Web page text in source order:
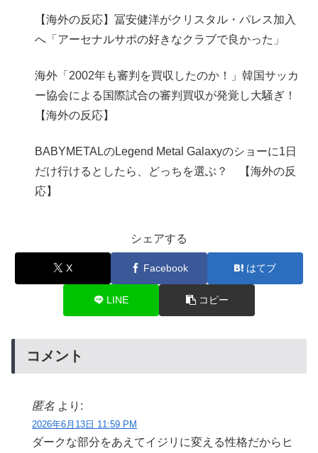
【海外の反応】冨安健洋がクリスタル・パレス加入
へ「アーセナルサポの好きなクラブで良かった」
海外「2002年も審判を買収したのか！」韓国サッカ
ー協会による国際試合の審判買収が発覚し大騒ぎ！
【海外の反応】
BABYMETALのLegend Metal Galaxyのショーに1日
だけ行けるとしたら、どっちを選ぶ？ 【海外の反
応】
シェアする
X Facebook はてブ
LINE コピー
コメント
匿名 より:
2026年6月13日 11:59 PM
ダークな部分をあえてイジリに変える性格だからヒ